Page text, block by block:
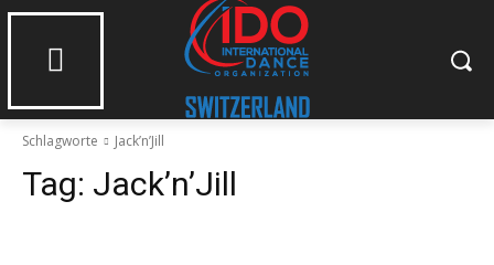
Schlagworte Jack’n’Jill
Tag: Jack’n’Jill